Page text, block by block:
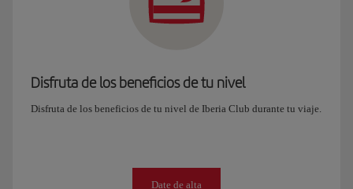
Disfruta de los beneficios de tu nivel
Disfruta de los beneficios de tu nivel de Iberia Club durante tu viaje.
Date de alta